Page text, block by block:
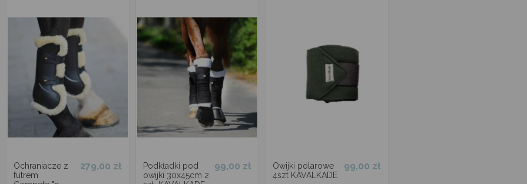
Ochraniacze z
futrem
279,00 zł
Podkładki pod
owijki 30x45cm 2
99,00 zł
Owijki polarowe
4szt KAVALKADE
99,00 zł